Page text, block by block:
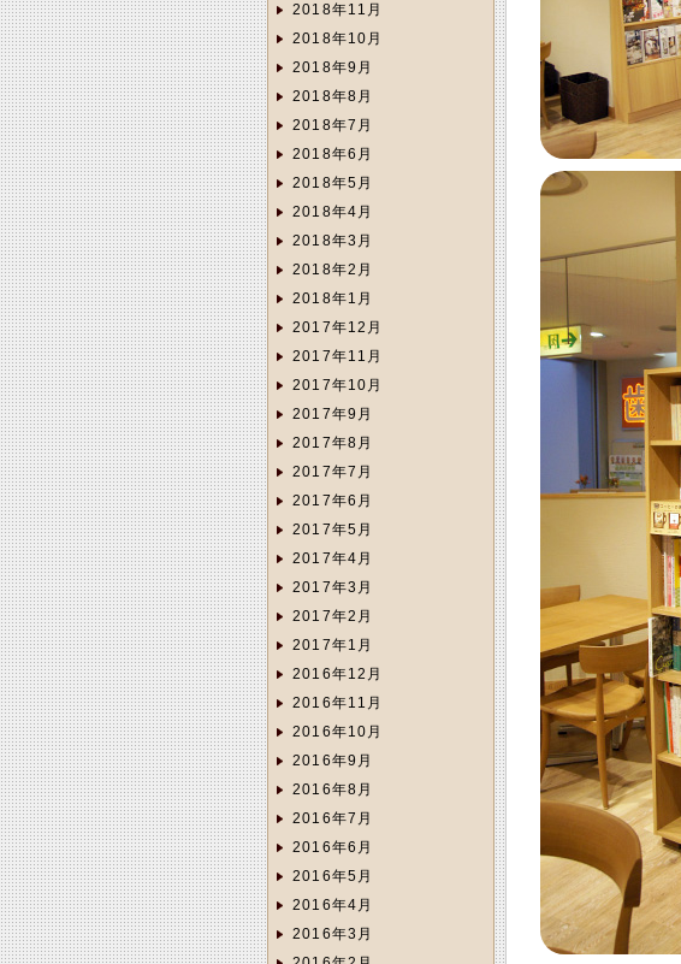
2018年11月
2018年10月
2018年9月
2018年8月
2018年7月
2018年6月
2018年5月
2018年4月
2018年3月
2018年2月
2018年1月
2017年12月
2017年11月
2017年10月
2017年9月
2017年8月
2017年7月
2017年6月
2017年5月
2017年4月
2017年3月
2017年2月
2017年1月
2016年12月
2016年11月
2016年10月
2016年9月
2016年8月
2016年7月
2016年6月
2016年5月
2016年4月
2016年3月